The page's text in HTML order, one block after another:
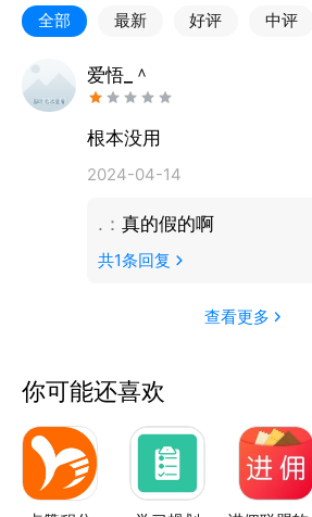
全部 最新 好评 中评
爱悟_＾
根本没用
2024-04-14
. ： 真的假的啊
共1条回复
查看更多
你可能还喜欢